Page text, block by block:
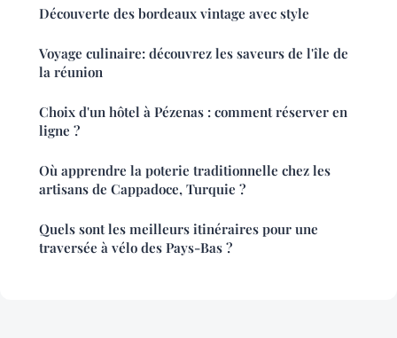
Découverte des bordeaux vintage avec style
Voyage culinaire: découvrez les saveurs de l'île de
la réunion
Choix d'un hôtel à Pézenas : comment réserver en
ligne ?
Où apprendre la poterie traditionnelle chez les
artisans de Cappadoce, Turquie ?
Quels sont les meilleurs itinéraires pour une
traversée à vélo des Pays-Bas ?